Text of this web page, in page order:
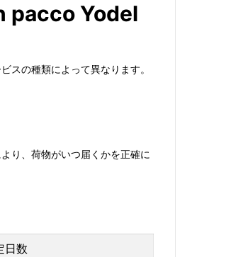
pacco Yodel
スの種類によって異なります。
り、荷物がいつ届くかを正確に
日数